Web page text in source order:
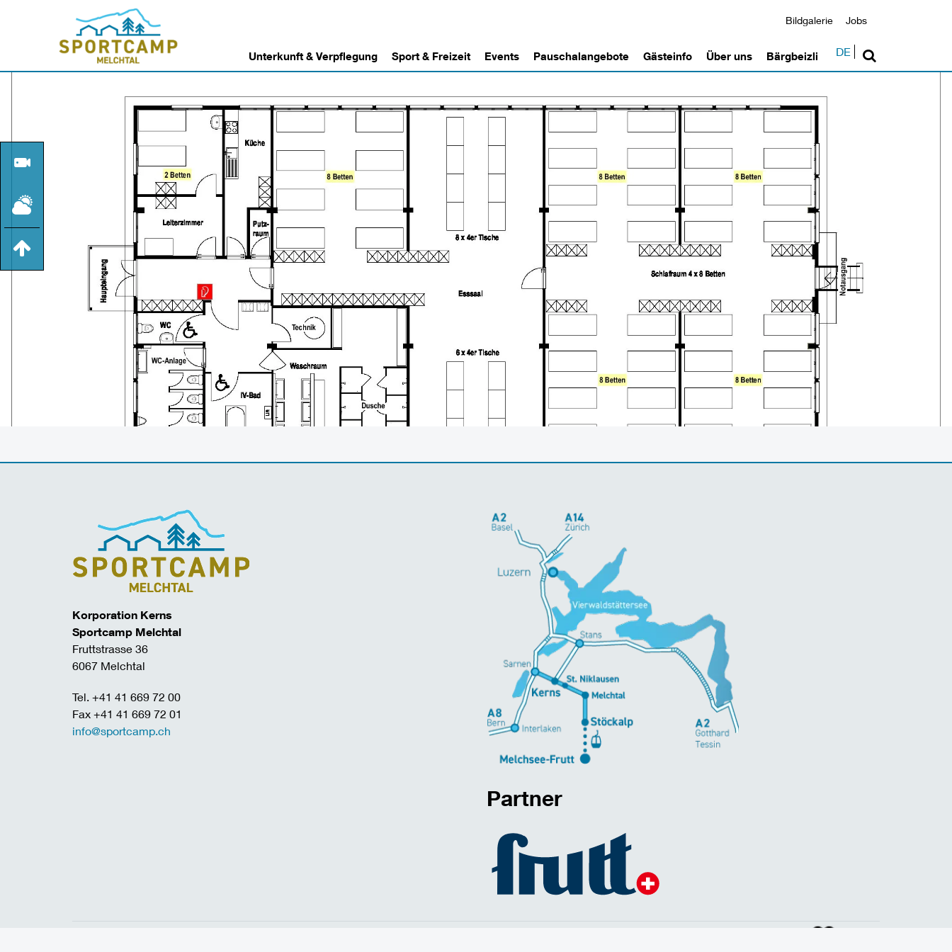
Bildgalerie Jobs
Unterkunft & Verpflegung Sport & Freizeit Events Pauschalangebote Gästeinfo Über uns Bärgbeizli DE
Korporation Kerns
Sportcamp Melchtal
Fruttstrasse 36
6067 Melchtal
Tel. +41 41 669 72 00
Fax +41 41 669 72 01
info@sportcamp.ch
Partner